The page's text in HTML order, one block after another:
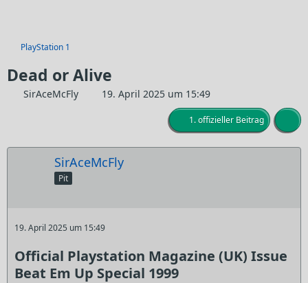
PlayStation 1
Dead or Alive
SirAceMcFly 19. April 2025 um 15:49
1. offizieller Beitrag
SirAceMcFly
Pit
19. April 2025 um 15:49
Official Playstation Magazine (UK) Issue
Beat Em Up Special 1999